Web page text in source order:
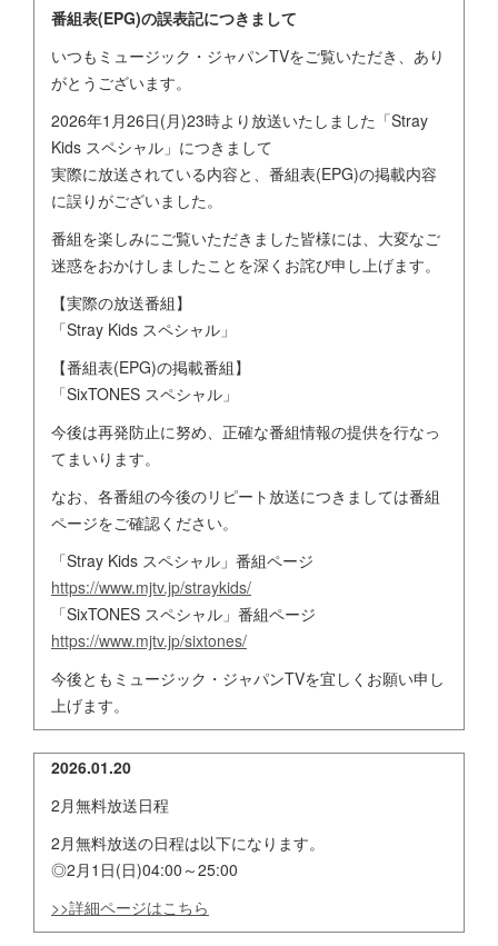
番組表(EPG)の誤表記につきまして
いつもミュージック・ジャパンTVをご覧いただき、あり
がとうございます。
2026年1月26日(月)23時より放送いたしました「Stray
Kids スペシャル」につきまして
実際に放送されている内容と、番組表(EPG)の掲載内容
に誤りがございました。
番組を楽しみにご覧いただきました皆様には、大変なご
迷惑をおかけしましたことを深くお詫び申し上げます。
【実際の放送番組】
「Stray Kids スペシャル」
【番組表(EPG)の掲載番組】
「SixTONES スペシャル」
今後は再発防止に努め、正確な番組情報の提供を行なっ
てまいります。
なお、各番組の今後のリピート放送につきましては番組
ページをご確認ください。
「Stray Kids スペシャル」番組ページ
https://www.mjtv.jp/straykids/
「SixTONES スペシャル」番組ページ
https://www.mjtv.jp/sixtones/
今後ともミュージック・ジャパンTVを宜しくお願い申し
上げます。
2026.01.20
2月無料放送日程
2月無料放送の日程は以下になります。
◎2月1日(日)04:00～25:00
>>詳細ページはこちら